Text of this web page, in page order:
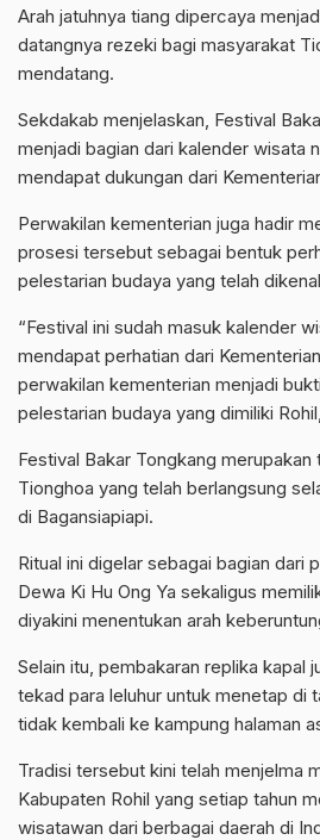
Arah jatuhnya tiang dipercaya
datangnya rezeki bagi masyarakat
mendatang.
Sekdakab menjelaskan, Festival
menjadi bagian dari kalender wisata
mendapat dukungan dari
Perwakilan kementerian juga hadir
prosesi tersebut sebagai bentuk
pelestarian budaya yang telah
“Festival ini sudah masuk kalender
mendapat perhatian dari
perwakilan kementerian menjadi
pelestarian budaya yang dimiliki
Festival Bakar Tongkang
Tionghoa yang telah berlangsung
di Bagansiapiapi.
Ritual ini digelar sebagai bagian dari
Dewa Ki Hu Ong Ya sekaligus
diyakini menentukan arah
Selain itu, pembakaran replika kapal
tekad para leluhur untuk menetap di
tidak kembali ke kampung halaman
Tradisi tersebut kini telah menjelma
Kabupaten Rohil yang setiap tahun
wisatawan dari berbagai daerah di